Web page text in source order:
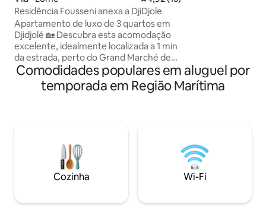
Residência Fousseni anexa a DjiDjole
Apartamento de luxo de 3 quartos em
Djidjolé 🏡 Descubra esta acomodação
excelente, idealmente localizada a 1 min
da estrada, perto do Grand Marché de
DjiDjole para suas compras. ✨ Pontos
fortes: Todos os quartos com ar-
condicionado para total conforto. Sala
⚠️ NB: A eletricidade é de
responsabilidade do inquilino. Basta
entrar em contato comigo caso tenha
dúvidas sobre sua escolha;
chique e
Comodidades populares em aluguel por
temporada em Região Marítima
Cozinha Wi-Fi